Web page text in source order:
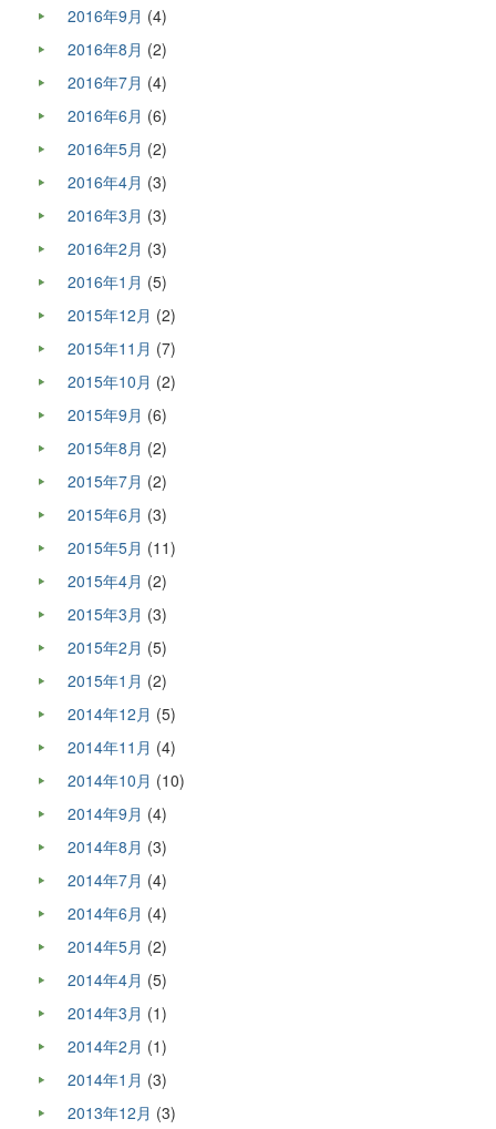
2016年9月 (4)
2016年8月 (2)
2016年7月 (4)
2016年6月 (6)
2016年5月 (2)
2016年4月 (3)
2016年3月 (3)
2016年2月 (3)
2016年1月 (5)
2015年12月 (2)
2015年11月 (7)
2015年10月 (2)
2015年9月 (6)
2015年8月 (2)
2015年7月 (2)
2015年6月 (3)
2015年5月 (11)
2015年4月 (2)
2015年3月 (3)
2015年2月 (5)
2015年1月 (2)
2014年12月 (5)
2014年11月 (4)
2014年10月 (10)
2014年9月 (4)
2014年8月 (3)
2014年7月 (4)
2014年6月 (4)
2014年5月 (2)
2014年4月 (5)
2014年3月 (1)
2014年2月 (1)
2014年1月 (3)
2013年12月 (3)